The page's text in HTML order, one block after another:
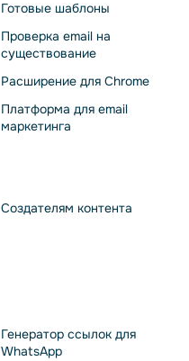
Готовые шаблоны
Проверка email на
существование
Расширение для Chrome
Платформа для email
маркетинга
Создателям контента
Генератор ссылок для
WhatsApp